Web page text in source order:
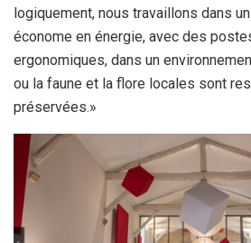
logiquement, nous travaillons dans
économe en énergie, avec des
ergonomiques, dans un
ou la faune et la flore locales sont
préservées.»